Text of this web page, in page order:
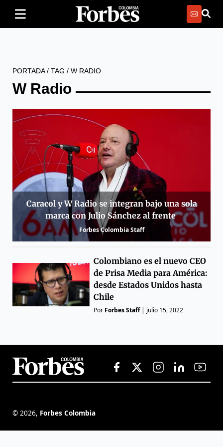
PORTADA/ TAG / W RADIO
W Radio
Caracol y W Radio se integran bajo una sola
marca con Julio Sánchez al frente
Forbes Colombia Staff
Colombiano es el nuevo CEO
de Prisa Media para América:
desde Estados Unidos hasta
Chile
Por Forbes Staff| julio 15, 2022
© 2026, Forbes Colombia